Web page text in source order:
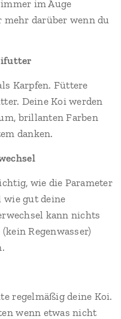
im Auge
mehr darüber wenn du
Karpfen. Füttere
Deine Koi werden
brillanten Farben
danken.
wie die Parameter
wie gut deine
kann nichts
Regenwasser)
regelmäßig deine Koi.
wenn etwas nicht